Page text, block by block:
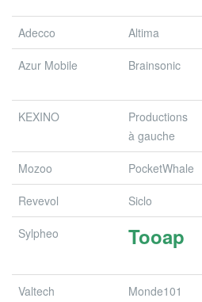
Adecco Altima
Azur Mobile Brainsonic
KEXINO
Productions
à gauche
Mozoo PocketWhale
Revevol Siclo
Sylpheo Tooap
Valtech
Monde101